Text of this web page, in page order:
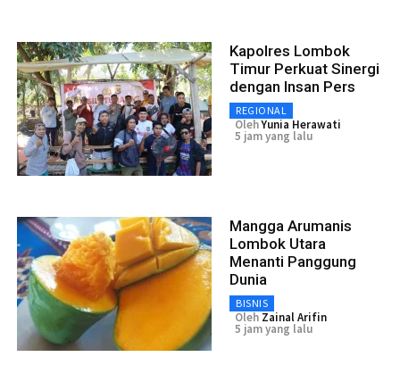
Kapolres Lombok
Timur Perkuat Sinergi
dengan Insan Pers
REGIONAL
OlehYunia Herawati
5 jam yang lalu
Mangga Arumanis
Lombok Utara
Menanti Panggung
Dunia
BISNIS
Oleh Zainal Arifin
5 jam yang lalu